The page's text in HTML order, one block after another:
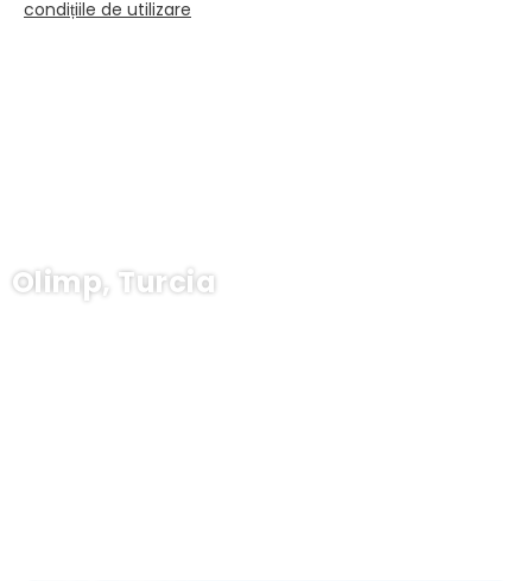
Olimp, Turcia
condițiile de utilizare